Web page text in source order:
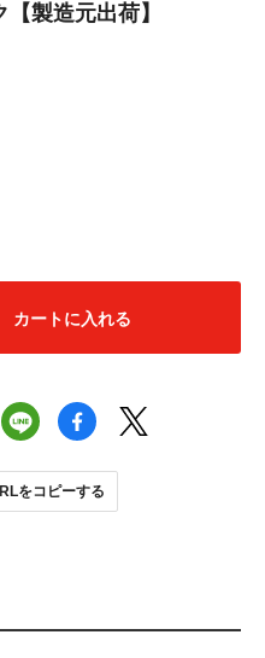
製造元出荷】
カートに入れる
をコピーする